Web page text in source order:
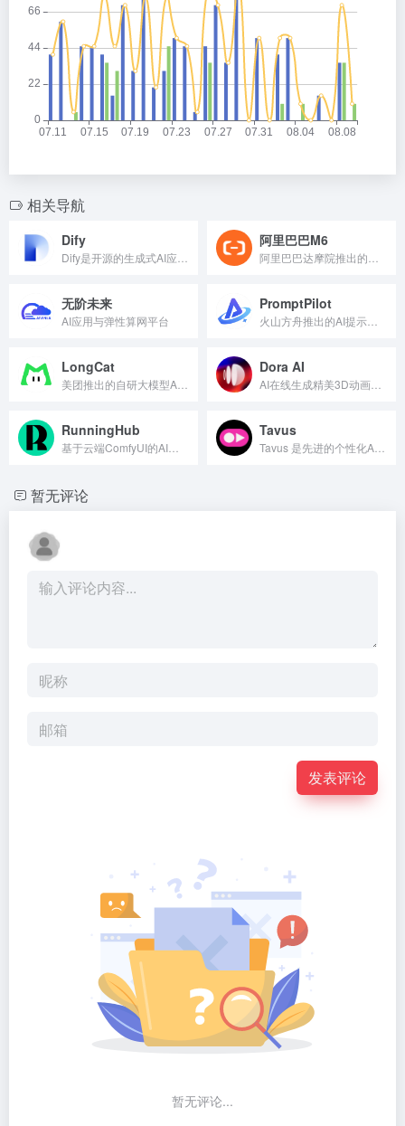
相关导航
Dify 阿里巴巴M6
无阶未来
AI应用与弹性算网平台
PromptPilot
LongCat Dora AI
RunningHub Tavus
暂无评论
发表评论
暂无评论...